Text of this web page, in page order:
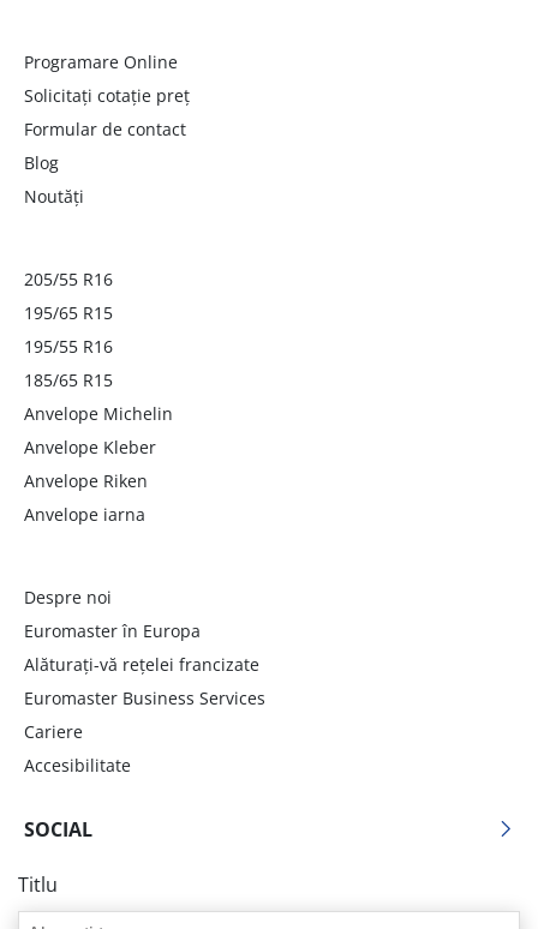
Programare Online
Solicitați cotație preț
Formular de contact
Blog
Noutăți
205/55 R16
195/65 R15
195/55 R16
185/65 R15
Anvelope Michelin
Anvelope Kleber
Anvelope Riken
Anvelope iarna
Despre noi
Euromaster în Europa
Alăturați-vă rețelei francizate
Euromaster Business Services
Cariere
Accesibilitate
SOCIAL
Titlu